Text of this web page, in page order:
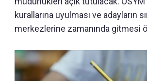
kurallarına uyulması ve adayların
merkezlerine zamanında gitmesi